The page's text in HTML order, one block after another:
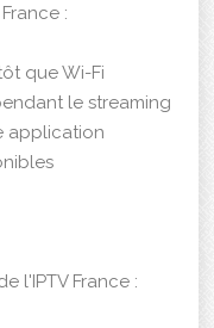
:
que Wi-Fi
le streaming
application
l'IPTV France :